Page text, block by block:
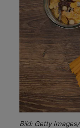
Bild: Getty